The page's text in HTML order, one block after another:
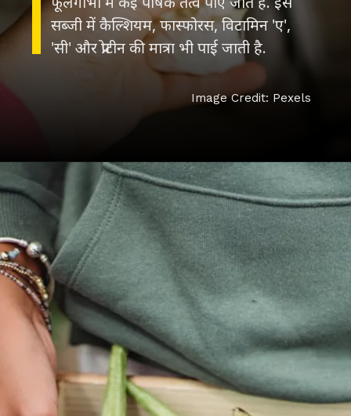
सब्जी में कैल्शियम, फास्फोरस, विटामिन 'ए',
'सी' और प्रोटीन की मात्रा भी पाई जाती है.
Image Credit: Pexels